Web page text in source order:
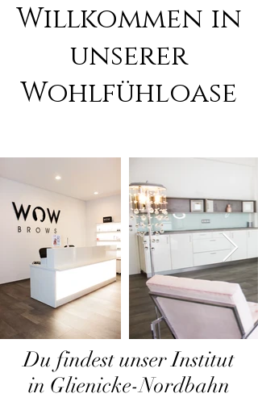
Willkommen in
unserer
Wohlfühloase
Du findest unser Institut
in Glienicke-Nordbahn